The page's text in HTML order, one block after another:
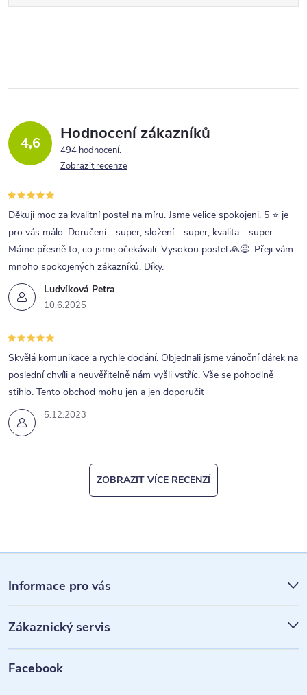
4,6 Hodnocení zákazníků
494 hodnocení
Zobrazit recenze
Ludvíková Petra
10.6.2025
Děkuji moc za kvalitní postel na míru. Jsme velice spokojeni. 5 ⭐ je
pro vás málo. Doručení - super, složení - super, kvalita - super.
Máme přesně to, co jsme očekávali. Vysokou postel 🙏😉. Přeji vám
mnoho spokojených zákazníků. Díky.
5.12.2023
Skvělá komunikace a rychle dodání. Objednali jsme vánoční dárek na
poslední chvíli a neuvěřitelně nám vyšli vstříc. Vše se pohodlně
stihlo. Tento obchod mohu jen a jen doporučit
ZOBRAZIT VÍCE RECENZÍ
á
p
a
Informace pro vás
Zákaznický servis
Facebook